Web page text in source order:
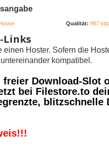
Qualität: 987
Links
einen Hoster. Sofern die
kompatibel.
freier Download-Slot
bei Filestore.to
blitzschnelle